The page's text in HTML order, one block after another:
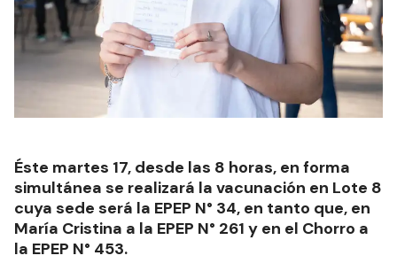
Éste martes 17, desde las 8 horas, en forma
simultánea se realizará la vacunación en Lote 8
cuya sede será la EPEP N° 34, en tanto que, en
María Cristina a la EPEP N° 261 y en el Chorro a
la EPEP N° 453.